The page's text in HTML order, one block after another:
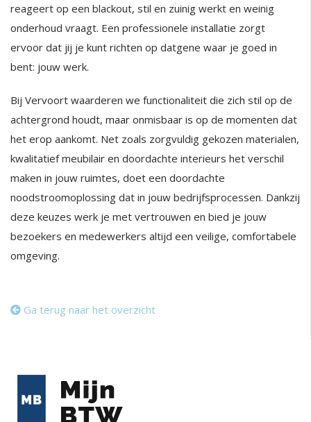
reageert op een blackout, stil en zuinig werkt en weinig
onderhoud vraagt. Een professionele installatie zorgt
ervoor dat jij je kunt richten op datgene waar je goed in
bent: jouw werk.
Bij Vervoort waarderen we functionaliteit die zich stil op de
achtergrond houdt, maar onmisbaar is op de momenten dat
het erop aankomt. Net zoals zorgvuldig gekozen materialen,
kwalitatief meubilair en doordachte interieurs het verschil
maken in jouw ruimtes, doet een doordachte
noodstroomoplossing dat in jouw bedrijfsprocessen. Dankzij
deze keuzes werk je met vertrouwen en bied je jouw
bezoekers en medewerkers altijd een veilige, comfortabele
omgeving.
Ga terug naar het overzicht